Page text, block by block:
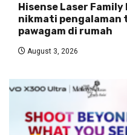
Hisense Laser
nikmati
pawagam di rumah
August 3, 2026